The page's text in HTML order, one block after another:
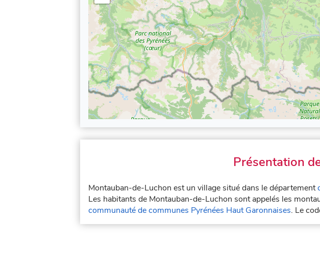
Présentation
Montauban-de-Luchon est un village situé dans le département
Les habitants de Montauban-de-Luchon sont appelés les
communauté de communes Pyrénées Haut Garonnaises. Le